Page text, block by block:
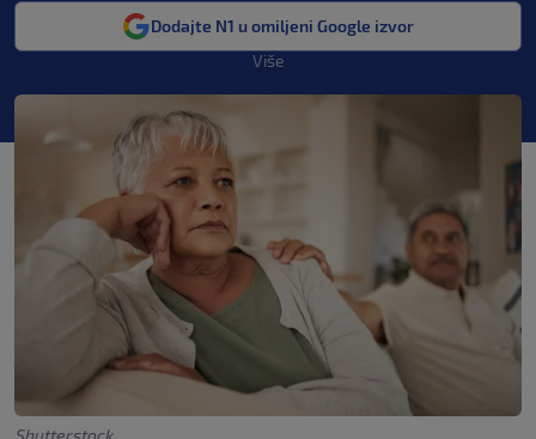
Dodajte N1 u omiljeni Google izvor
Više
Shutterstock